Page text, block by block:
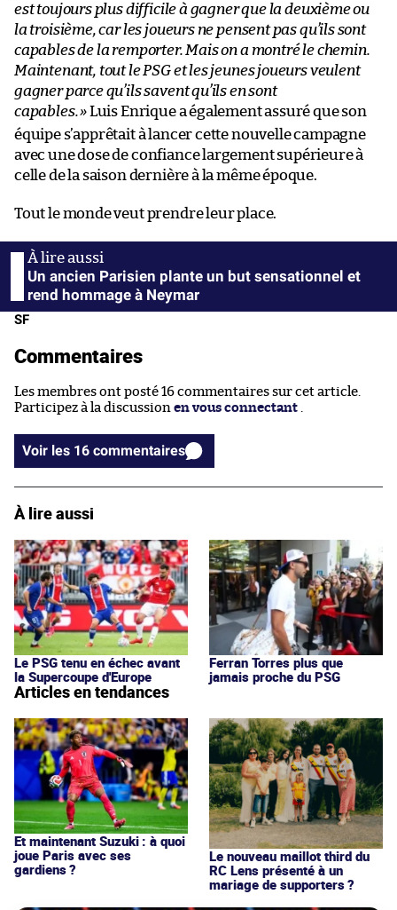
est toujours plus difficile à gagner que la deuxième ou
la troisième, car les joueurs ne pensent pas qu’ils sont
capables de la remporter. Mais on a montré le chemin.
Maintenant, tout le PSG et les jeunes joueurs veulent
gagner parce qu’ils savent qu’ils en sont
capables.»Luis Enrique a également assuré que son
équipe s’apprêtait à lancer cette nouvelle campagne
avec une dose de confiance largement supérieure à
celle de la saison dernière à la même époque.
Tout le monde veut prendre leur place.
Un ancien Parisien plante un but sensationnel et
rend hommage à Neymar
SF
Commentaires
Les membres ont posté 16 commentaires sur cet article.
Participez à la discussion en vous connectant
Voir les 16 commentaires
À lire aussi
Le PSG tenu en échec avant
la Supercoupe d'Europe
Ferran Torres plus que
jamais proche du PSG
Articles en tendances
Et maintenant Suzuki : à quoi
joue Paris avec ses
gardiens ?
Le nouveau maillot third du
RC Lens présenté à un
mariage de supporters ?